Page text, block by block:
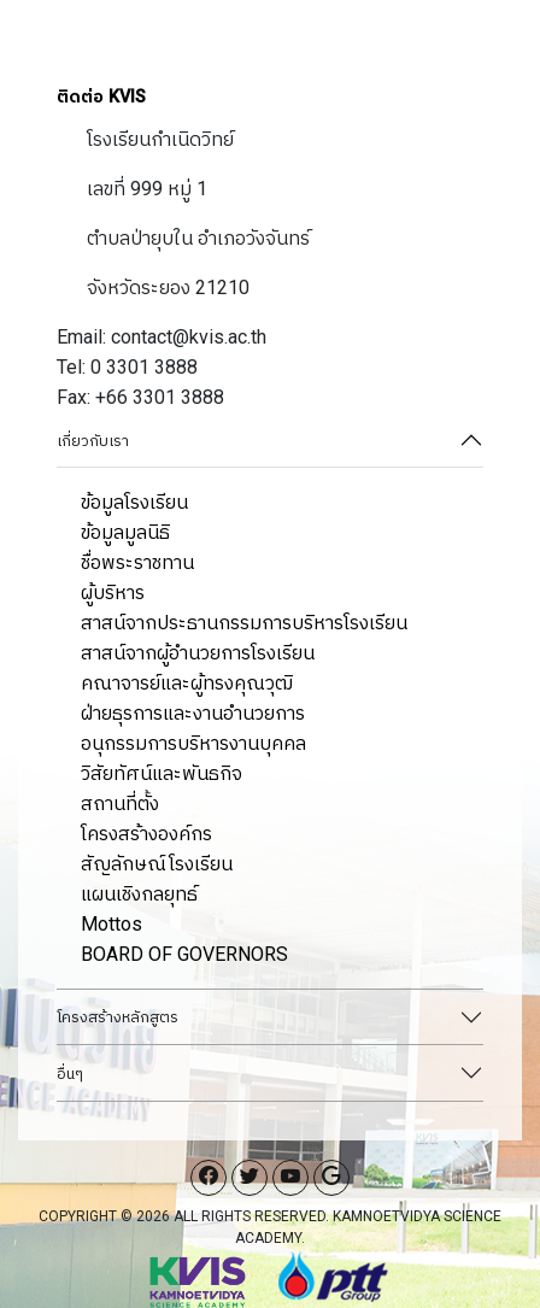
ติดต่อ KVIS
โรงเรียนกำเนิดวิทย์
เลขที่ 999 หมู่ 1
ตำบลป่ายุบใน อำเภอวังจันทร์
จังหวัดระยอง 21210
Email: contact@kvis.ac.th
Tel: 0 3301 3888
Fax: +66 3301 3888
เกี่ยวกับเรา
ข้อมูลโรงเรียน
ข้อมูลมูลนิธิ
ชื่อพระราชทาน
ผู้บริหาร
สาสน์จากประธานกรรมการบริหารโรงเรียน
สาสน์จากผู้อำนวยการโรงเรียน
คณาจารย์และผู้ทรงคุณวุฒิ
ฝ่ายธุรการและงานอำนวยการ
อนุกรรมการบริหารงานบุคคล
วิสัยทัศน์และพันธกิจ
สถานที่ตั้ง
โครงสร้างองค์กร
สัญลักษณ์โรงเรียน
แผนเชิงกลยุทธ์
Mottos
BOARD OF GOVERNORS
โครงสร้างหลักสูตร
อื่นๆ
COPYRIGHT © 2026 ALL RIGHTS RESERVED. KAMNOETVIDYA SCIENCE
ACADEMY.